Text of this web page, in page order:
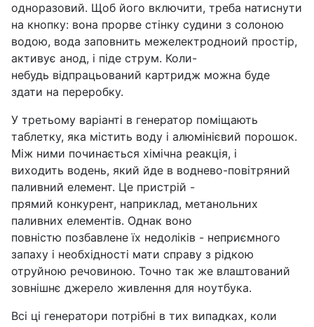
одноразовий. Щоб його включити, треба натиснути
на кнопку: вона прорве стінку судини з солоною
водою, вода заповнить межелектродноий простір,
активує анод, і піде струм. Коли-
небудь відпрацьований картридж можна буде
здати на переробку.
У третьому варіанті в генератор поміщають
таблетку, яка містить воду і алюмінієвий порошок.
Між ними починається хімічна реакція, і
виходить водень, який йде в воднево-повітряний
паливний елемент. Це пристрій -
прямий конкурент, наприклад, метанольних
паливних елементів. Однак воно
повністю позбавлене їх недоліків - неприємного
запаху і необхідності мати справу з рідкою
отруйною речовиною. Точно так же влаштований
зовнішнє джерело живлення для ноутбука.
Всі ці генератори потрібні в тих випадках, коли